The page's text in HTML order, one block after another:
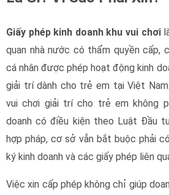
Giấy phép kinh doanh khu vui chơi
quan nhà nước có thẩm quyền cấp,
cá nhân được phép hoạt động kinh
giải trí dành cho trẻ em tại Việt Nam
vui chơi giải trí cho trẻ em không
doanh có điều kiện theo Luật Đầu
hợp pháp, cơ sở vẫn bắt buộc phải
ký kinh doanh và các giấy phép liên
Việc xin cấp phép không chỉ giúp